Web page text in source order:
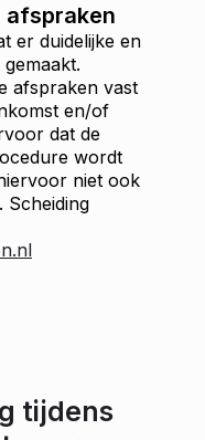
afspraken
er duidelijke en
afspraken vast
en/of
dat de
wordt
niet ook
Scheiding
tijdens